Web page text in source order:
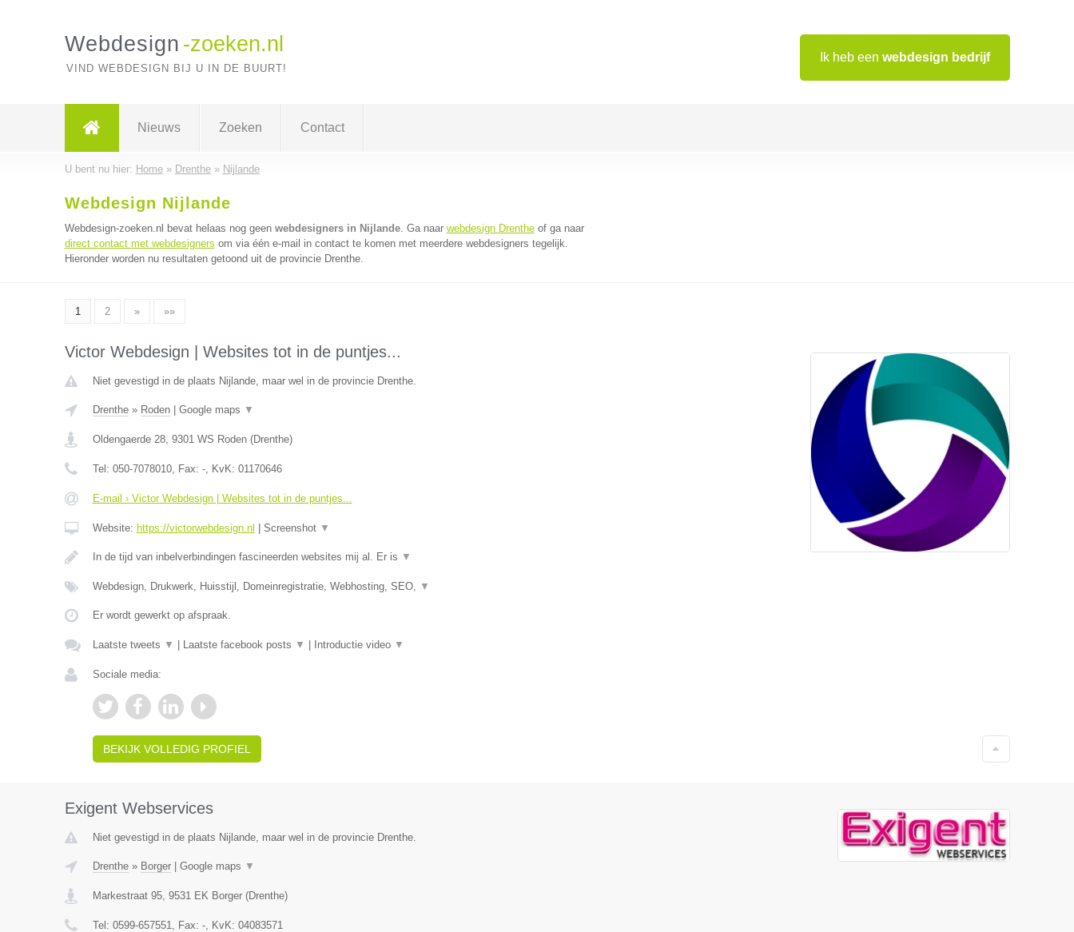
Ik heb een webdesign bedrijf
Webdesign -zoeken.nl
VIND WEBDESIGN BIJ U IN DE BUURT!
Nieuws Zoeken Contact
U bent nu hier: Home» Drenthe» Nijlande
Webdesign Nijlande
Webdesign-zoeken.nl bevat helaas nog geen webdesigners in Nijlande. Ga naar webdesign Drentheof ga naar
direct contact met webdesigners om via één e-mail in contact te komen met meerdere webdesigners tegelijk.
Hieronder worden nu resultaten getoond uit de provincie Drenthe.
1 2 » »»
Victor Webdesign | Websites tot in de puntjes...
Niet gevestigd in de plaats Nijlande, maar wel in de provincie Drenthe.
Drenthe» Roden| Google maps ▼
Oldengaerde 28, 9301 WS Roden(Drenthe)
Tel: 050-7078010, Fax: -, KvK: 01170646
E-mail › Victor Webdesign | Websites tot in de puntjes...
Website: https://victorwebdesign.nl Screenshot ▼
In de tijd van inbelverbindingen fascineerden websites mij al. Er is ▼
Webdesign, Drukwerk, Huisstijl, Domeinregistratie, Webhosting, SEO, ▼
Er wordt gewerkt op afspraak.
Laatste tweets ▼ Laatste facebook posts ▼ Introductie video ▼
Sociale media:
BEKIJK VOLLEDIG PROFIEL
Exigent Webservices
Niet gevestigd in de plaats Nijlande, maar wel in de provincie Drenthe.
Drenthe» Borger| Google maps ▼
Markestraat 95, 9531 EK Borger(Drenthe)
Tel: 0599-657551, Fax: -, KvK: 04083571